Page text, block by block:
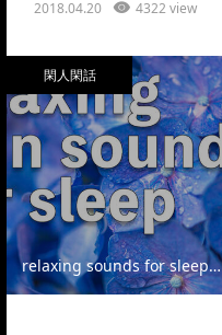
2018.04.20 4322 view
閑人閑話
relaxing sounds for sleep…